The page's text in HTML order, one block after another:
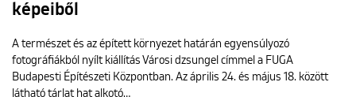
képeiből
A természet és az épített környezet határán egyensúlyozó
fotográfiákból nyílt kiállítás Városi dzsungel címmel a FUGA
Budapesti Építészeti Központban. Az április 24. és május 18. között
látható tárlat hat alkotó…